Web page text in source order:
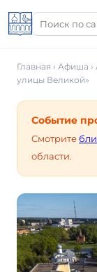
Главная › Афиша ›
улицы Великой»
Событие
Смотрите
области.